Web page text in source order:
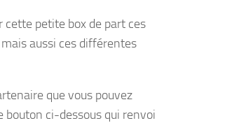
cette petite box de part ces
aussi ces différentes
que vous pouvez
bouton ci-dessous qui renvoi